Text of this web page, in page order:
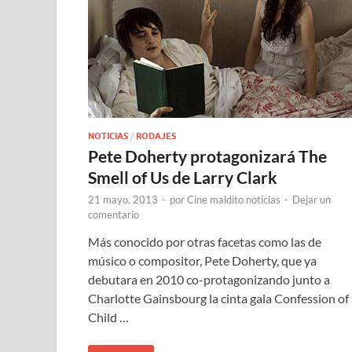
NOTICIAS / RODAJES
Pete Doherty protagonizará The
Smell of Us de Larry Clark
21 mayo, 2013 - porCine maldito noticias - Dejar un
comentario
Más conocido por otras facetas como las de
músico o compositor, Pete Doherty, que ya
debutara en 2010 co-protagonizando junto a
Charlotte Gainsbourg la cinta gala Confession of
Child …